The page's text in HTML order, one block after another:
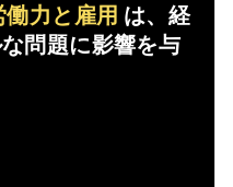
働力と雇用 は、経
問題に影響を与